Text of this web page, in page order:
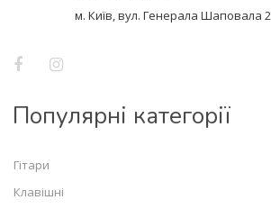
м. Київ, вул. Генерала Шаповала 2
Популярні категорії
Гітари
Клавішні